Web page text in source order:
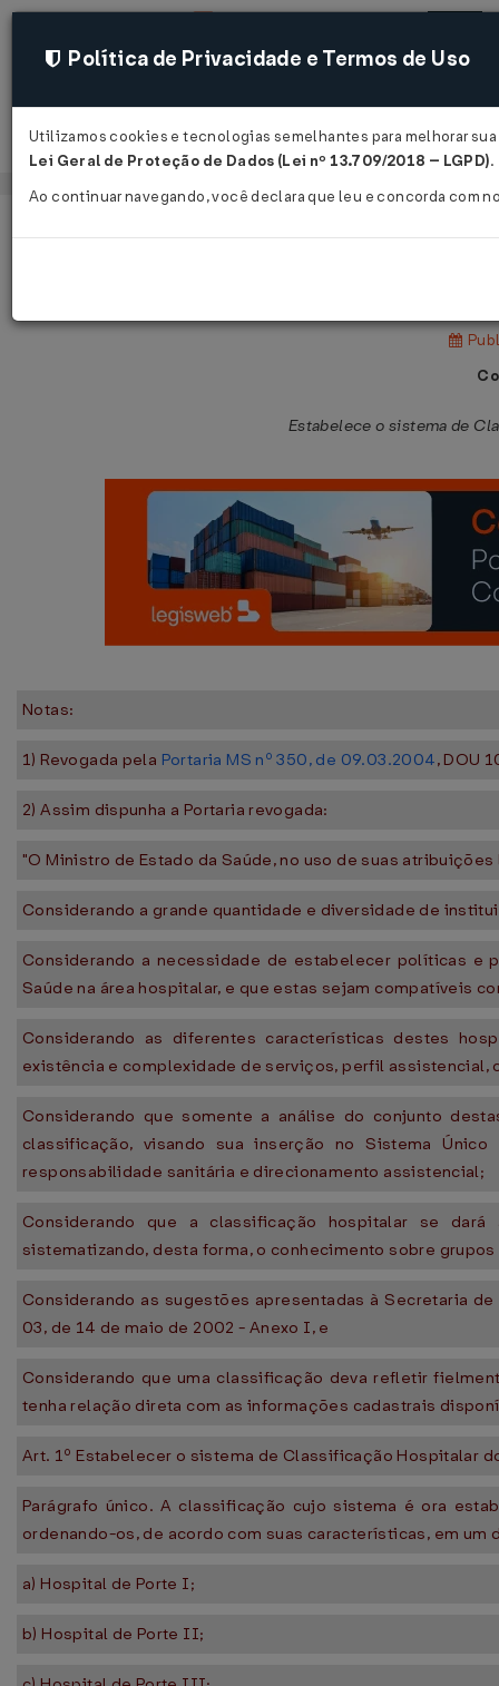
Acessar
Estabelece o sistema de
Notas:
1) Revogada pela Portaria MS nº 350, de 09.03.2004, DOU
2) Assim dispunha a Portaria revogada:
"O Ministro de Estado da Saúde, no uso de suas
Considerando a grande quantidade e diversidade de
Considerando a necessidade de estabelecer políticas e
Saúde na área hospitalar, e que estas sejam compatíveis
Considerando as diferentes características destes
existência e complexidade de serviços, perfil
Considerando que somente a análise do conjunto
classificação, visando sua inserção no Sistema
responsabilidade sanitária e direcionamento assistencial;
Considerando que a classificação hospitalar se
sistematizando, desta forma, o conhecimento sobre
Considerando as sugestões apresentadas à Secretaria
03, de 14 de maio de 2002 - Anexo I, e
Considerando que uma classificação deva refletir
tenha relação direta com as informações cadastrais
Art. 1º Estabelecer o sistema de Classificação Hospitalar
Parágrafo único. A classificação cujo sistema é ora
ordenando-os, de acordo com suas características, em um
a) Hospital de Porte I;
b) Hospital de Porte II;
Política de Privacidade e Termos de Uso
Utilizamos cookies e tecnologias semelhantes para melhorar
Lei Geral de Proteção de Dados (Lei nº 13.709/2018 – LGPD).
Ao continuar navegando, você declara que leu e concorda com